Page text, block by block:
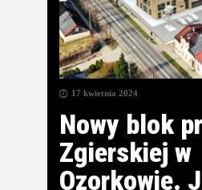
17 kwietnia 2024
Nowy blok
Zgierskiej w
Ozorkowie.